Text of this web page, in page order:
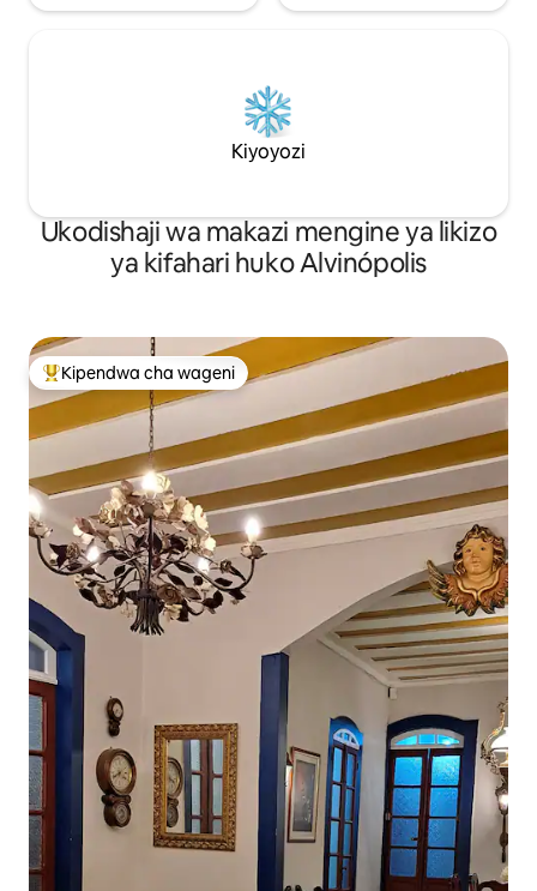
Kiyoyozi
Ukodishaji wa makazi mengine ya likizo
ya kifahari huko Alvinópolis
Kipendwa maarufu cha wageni
Kipendwa cha wageni